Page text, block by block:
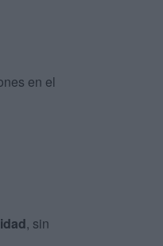
en el
, sin